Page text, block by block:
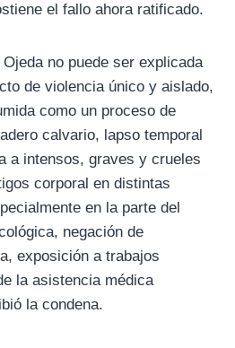
el fallo ahora ratificado.
no puede ser explicada
de violencia único y aislado,
como un proceso de
calvario, lapso temporal
a intensos, graves y crueles
corporal en distintas
en la parte del
negación de
exposición a trabajos
la asistencia médica
la condena.